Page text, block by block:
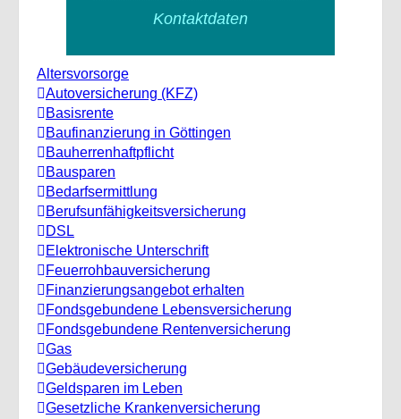
Kontaktdaten
Altersvorsorge
Autoversicherung (KFZ)
Basisrente
Baufinanzierung in Göttingen
Bauherrenhaftpflicht
Bausparen
Bedarfsermittlung
Berufs­unfähigkeitsversicherung
DSL
Elektronische Unterschrift
Feuerrohbauversicherung
Finanzierungsangebot erhalten
Fondsgebundene Lebensversicherung
Fondsgebundene Rentenversicherung
Gas
Gebäudeversicherung
Geldsparen im Leben
Gesetzliche Krankenversicherung